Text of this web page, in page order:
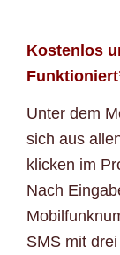
Kostenlos
Unter dem
sich aus
klicken im
Nach
SMS mit